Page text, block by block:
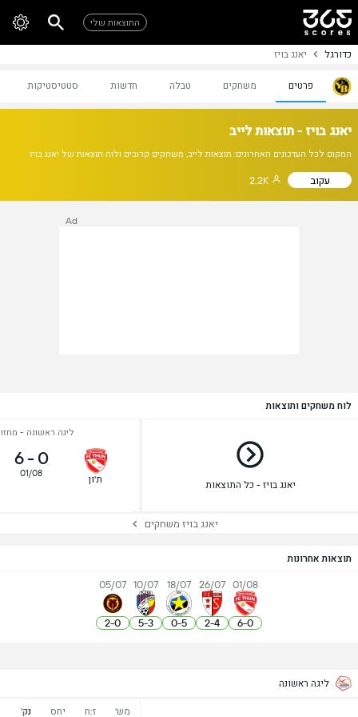
התוצאות שלי
כדורגל יאנג בויז
פרטים משחקים טבלה חדשות סטטיסטיקות
יאנג בויז - תוצאות לייב
המקום לכל העדכונים האחרונים: תוצאות לייב, משחקים קרובים ולוח תוצאות של יאנג בויז
עקוב 2.2K
Ad
לוח משחקים ותוצאות
יאנג בויז - כל התוצאות
ליגה ראשונה -
ת'ון
0
-
6
01/08
יאנג בויז משחקים
תוצאות אחרונות
01/08
0
-
6
26/07
4
-
2
18/07
5
-
0
10/07
3
-
5
05/07
0
-
2
ליגה ראשונה
מש' ז:ח יחס נק'